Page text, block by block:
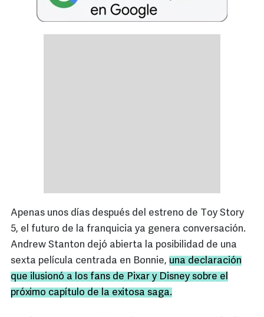
Apenas unos días después del estreno de Toy Story
5, el futuro de la franquicia ya genera conversación.
Andrew Stanton dejó abierta la posibilidad de una
sexta película centrada en Bonnie, una declaración
que ilusionó a los fans de Pixar y Disney sobre el
próximo capítulo de la exitosa saga.